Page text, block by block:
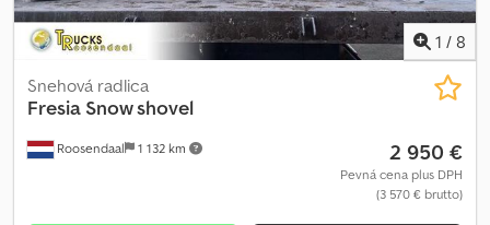
1 / 8
Roosendaal 1 132 km
Snehová radlica
Fresia Snow shovel
2 950 €
Pevná cena plus DPH
(3 570 € brutto)